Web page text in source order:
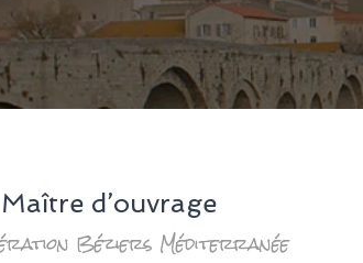
Maître d’ouvrage
Béziers Méditerranée